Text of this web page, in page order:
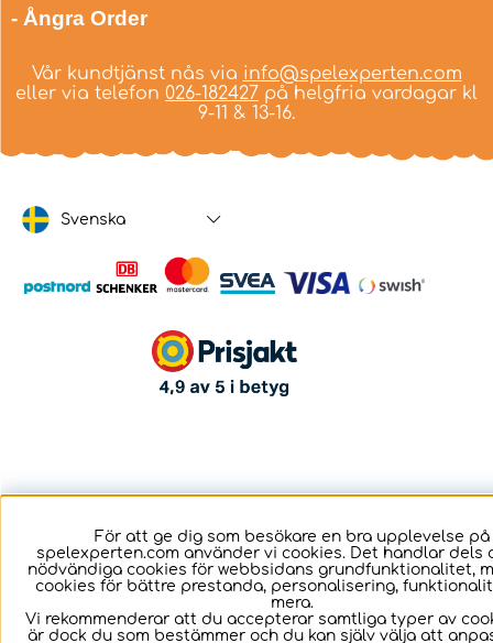
- Ångra Order
Vår kundtjänst nås via info@spelexperten.com
eller via telefon 026-182427 på helgfria vardagar kl
9-11 & 13-16.
Svenska
För att ge dig som besökare en bra upplevelse på
spelexperten.com använder vi cookies. Det handlar dels
nödvändiga cookies för webbsidans grundfunktionalitet,
cookies för bättre prestanda, personalisering,
mera.
Vi rekommenderar att du accepterar samtliga typer av
är dock du som bestämmer och du kan själv välja att